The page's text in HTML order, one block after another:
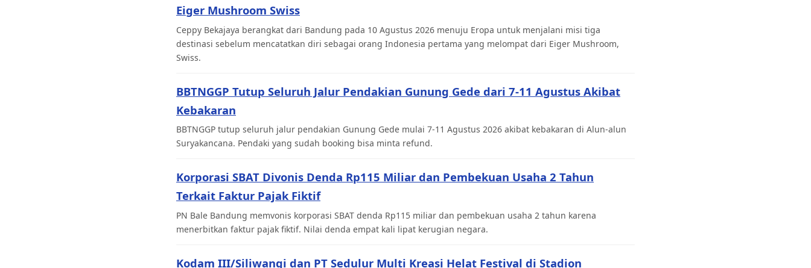
Eiger Mushroom Swiss
Ceppy Bekajaya berangkat dari Bandung pada 10 Agustus 2026 menuju Eropa untuk menjalani misi tiga
destinasi sebelum mencatatkan diri sebagai orang Indonesia pertama yang melompat dari Eiger Mushroom,
Swiss.
BBTNGGP Tutup Seluruh Jalur Pendakian Gunung Gede dari 7-11 Agustus Akibat
Kebakaran
BBTNGGP tutup seluruh jalur pendakian Gunung Gede mulai 7-11 Agustus 2026 akibat kebakaran di Alun-alun
Suryakancana. Pendaki yang sudah booking bisa minta refund.
Korporasi SBAT Divonis Denda Rp115 Miliar dan Pembekuan Usaha 2 Tahun
Terkait Faktur Pajak Fiktif
PN Bale Bandung memvonis korporasi SBAT denda Rp115 miliar dan pembekuan usaha 2 tahun karena
menerbitkan faktur pajak fiktif. Nilai denda empat kali lipat kerugian negara.
Kodam III/Siliwangi dan PT Sedulur Multi Kreasi Helat Festival di Stadion